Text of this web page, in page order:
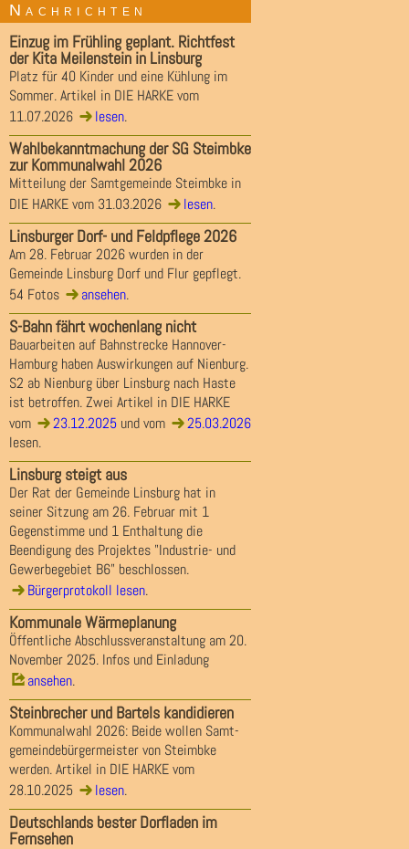
Nachrichten
Einzug im Frühling geplant. Richtfest
der Kita Meilenstein in Linsburg
Platz für 40 Kinder und eine Kühlung im
Sommer. Artikel in DIE HARKE vom
11.07.2026
lesen.
Wahlbekanntmachung der SG Steimbke
zur Kommunalwahl 2026
Mitteilung der Samtgemeinde Steimbke in
DIE HARKE vom 31.03.2026
lesen.
Linsburger Dorf- und Feldpflege 2026
Am 28. Februar 2026 wurden in der
Gemeinde Linsburg Dorf und Flur gepflegt.
54 Fotos
ansehen.
S-Bahn fährt wochenlang nicht
Bauarbeiten auf Bahnstrecke Hannover-
Hamburg haben Auswirkungen auf Nienburg.
S2 ab Nienburg über Linsburg nach Haste
ist betroffen. Zwei Artikel in DIE HARKE
vom
23.12.2025 und vom
25.03.2026
lesen.
Linsburg steigt aus
Der Rat der Gemeinde Linsburg hat in
seiner Sitzung am 26. Februar mit 1
Gegenstimme und 1 Enthaltung die
Beendigung des Projektes "Industrie- und
Gewerbegebiet B6" beschlossen.
Bürgerprotokoll lesen.
Kommunale Wärmeplanung
Öffentliche Abschlussveranstaltung am 20.
November 2025. Infos und Einladung
ansehen.
Steinbrecher und Bartels kandidieren
Kommunalwahl 2026: Beide wollen Samt-
gemeindebürgermeister von Steimbke
werden. Artikel in DIE HARKE vom
28.10.2025
lesen.
Deutschlands bester Dorfladen im
Fernsehen